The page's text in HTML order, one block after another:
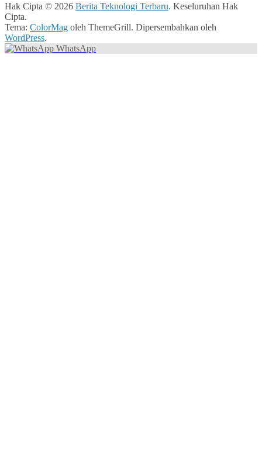
Hak Cipta © 2026 Berita Teknologi Terbaru. Keseluruhan Hak
Cipta.
Tema: ColorMag oleh ThemeGrill. Dipersembahkan oleh
WordPress.
WhatsApp